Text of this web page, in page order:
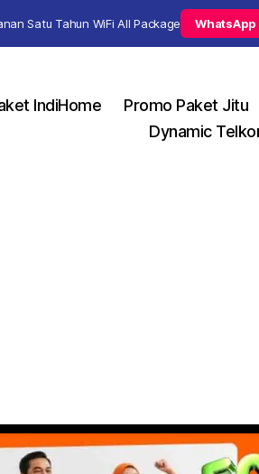
IndiHome
Promo Paket Jitu
Dynamic
Satu Tahun WiFi All Package WhatsApp